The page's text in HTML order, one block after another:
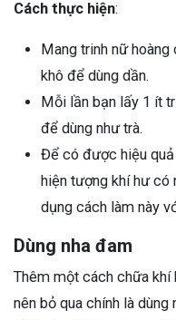
Cách thực hiện:
Mang trinh nữ
khô để dùng dần.
Mỗi lần bạn lấy 1 ít
để dùng như trà.
Để có được hiệu
hiện tượng khí hư có
dụng cách làm này
Dùng nha đam
Thêm một cách chữa khí
nên bỏ qua chính là